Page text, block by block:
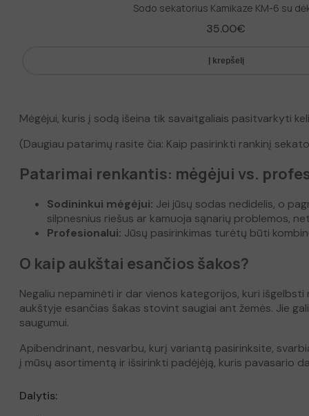
Sodo sekatorius Kamikaze KM-6 su
35.00€
Į krepšelį
Mėgėjui, kuris į sodą išeina tik savaitgaliais pasitvarkyti
(Daugiau patarimų rasite čia: Kaip pasirinkti rankinį
Patarimai renkantis: mėgėjui vs.
Sodininkui mėgėjui: Jei jūsų sodas nedidelis, o
silpnesnius riešus ar kamuoja sąnarių problemos,
Profesionalui: Jūsų pasirinkimas turėtų būti
O kaip aukštai esančios šakos?
Negaliu nepaminėti ir dar vienos kategorijos, kuri
aukštyje esančias šakas stovint saugiai ant žemės. Jie
saugumui.
Apibendrinant, nesvarbu, kurį variantą pasirinksite,
į mūsų asortimentą ir išsirinkti padėjėją, kuris pavasario
Dalytis: